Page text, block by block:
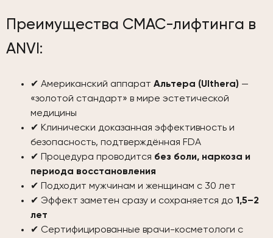
Преимущества СМАС-лифтинга в
ANVI:
✔ Американский аппарат Альтера (Ulthera) —
«золотой стандарт» в мире эстетической
медицины
✔ Клинически доказанная эффективность и
безопасность, подтверждённая FDA
✔ Процедура проводится без боли, наркоза и
периода восстановления
✔ Подходит мужчинам и женщинам с 30 лет
✔ Эффект заметен сразу и сохраняется до 1,5–2
лет
✔ Сертифицированные врачи-косметологи с